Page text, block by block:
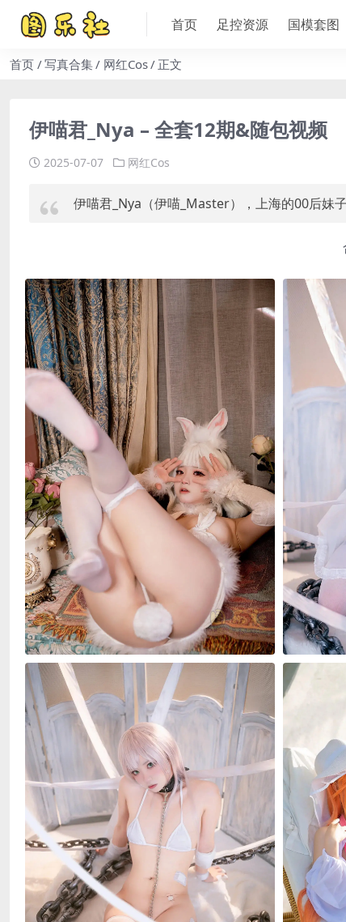
首页 足控资源 国模套图
首页 写真合集 网红Cos 正文
伊喵君_Nya – 全套12期&随包视频
2025-07-07 网红Cos
伊喵君_Nya（伊喵_Master），上海的00后妹